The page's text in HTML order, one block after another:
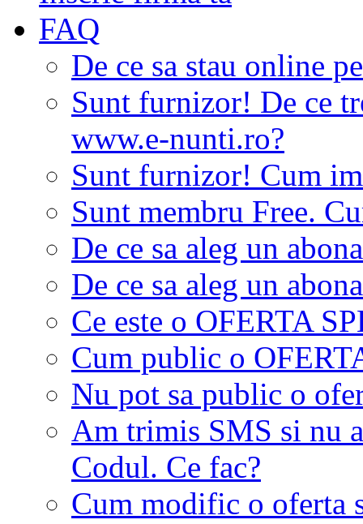
FAQ
De ce sa stau online
Sunt furnizor! De ce
www.e-nunti.ro?
Sunt furnizor! Cum
Sunt membru Free.
De ce sa aleg un
De ce sa aleg un
Ce este o OFERTA
Cum public o
Nu pot sa public o
Am trimis SMS si nu
Codul. Ce fac?
Cum modific o oferta